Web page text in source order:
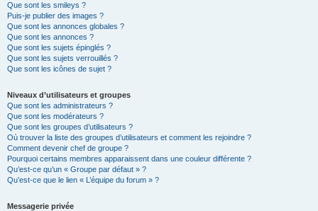
Que sont les smileys ?
Puis-je publier des images ?
Que sont les annonces globales ?
Que sont les annonces ?
Que sont les sujets épinglés ?
Que sont les sujets verrouillés ?
Que sont les icônes de sujet ?
Niveaux d’utilisateurs et groupes
Que sont les administrateurs ?
Que sont les modérateurs ?
Que sont les groupes d’utilisateurs ?
Où trouver la liste des groupes d’utilisateurs et comment les rejoindre ?
Comment devenir chef de groupe ?
Pourquoi certains membres apparaissent dans une couleur différente ?
Qu’est-ce qu’un « Groupe par défaut » ?
Qu’est-ce que le lien « L’équipe du forum » ?
Messagerie privée